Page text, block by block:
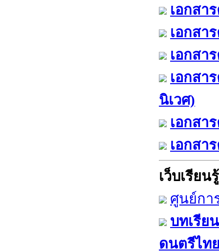
เอกสา
เอกสา
เอกสา
เอกสา
นิเวศ)
เอกสา
เอกสา
เว็บเรียนรู้
ศูนย์กา
บทเรีย
ดนตรีไท